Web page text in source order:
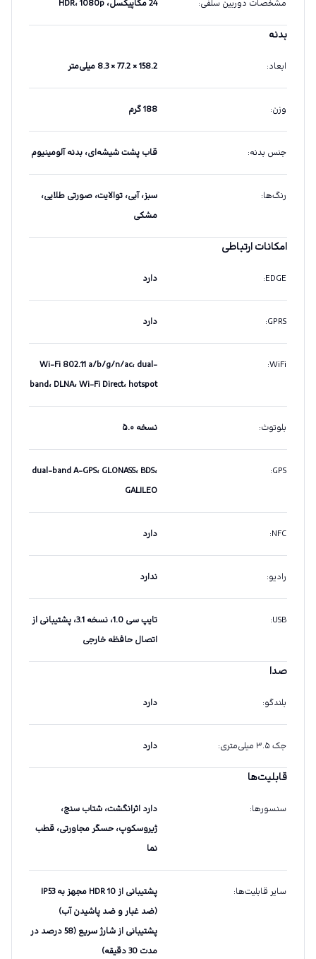
مشخصات دوربین سلفی: 24 مگاپیکسل، HDR، 1080p
بدنه
ابعاد: 158.2 × 77.2 × 8.3 میلی‌متر
وزن: 188 گرم
جنس بدنه: قاب پشت شیشه‌ای، بدنه آلومینیوم
رنگ‌ها:
سبز، آبی، توالایت، صورتی طلایی،
مشکی
امکانات ارتباطی
EDGE
: دارد
GPRS
: دارد
WiFi
:
Wi-Fi 802.11 a/b/g/n/ac، dual-
band، DLNA، Wi-Fi Direct، hotspot
بلوتوث: نسخه ۵.۰
GPS
:
dual-band A-GPS، GLONASS، BDS،
GALILEO
NFC
: دارد
رادیو: ندارد
USB
:
تایپ سی 1.0، نسخه 3.1، پشتیبانی از
اتصال حافظه خارجی
صدا
بلندگو: دارد
جک ۳.۵ میلی‌متری : دارد
قابلیت‌ها
سنسورها:
دارد اثرانگشت، شتاب سنج،
ژیروسکوپ، حسگر مجاورتی، قطب
نما
سایر قابلیت‌ها:
پشتیبانی از HDR 10 مجهز به IP53
(ضد غبار و ضد پاشیدن آب)
پشتیبانی از شارژ سریع (58 درصد در
مدت 30 دقیقه)